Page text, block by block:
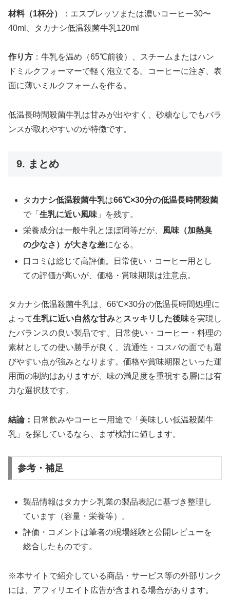
材料（1杯分）
：エスプレッソまたは濃いコーヒー30〜
40ml、タカナシ低温殺菌牛乳120ml
作り方 ：牛乳を温め（65℃前後）、スチームまたはハン
ドミルクフォーマーで軽く泡立てる。コーヒーに注ぎ、表
面に薄いミルクフォームを作る。
低温長時間殺菌牛乳は甘みが出やすく、砂糖なしでもバラ
ンスが取れやすいのが特徴です。
9. まとめ
タ カナシ低温殺菌牛乳は66℃×30分の低温長時間殺菌
で「生乳に近い風味 」を残す。
栄養成分は一般牛乳とほぼ同等だが、 風味（加熱臭
の少なさ）が大きな差になる。
口コミは総じて高評価。日常使い・コーヒー用とし
ての評価が高いが、価格・賞味期限は注意点。
タカナシ低温殺菌牛乳は、66℃×30分の低温長時間処理に
よって生乳に近い自然な甘みと スッキリした後味を実現し
たバランスの良い製品です。日常使い・コーヒー・料理の
素材としての使い勝手が良く、流通性・コスパの面でも選
びやすい点が強みとなります。価格や賞味期限といった運
用面の制約はありますが、味の満足度を重視する層には有
力な選択肢です。
結論： 日常飲みやコーヒー用途で「美味しい低温殺菌牛
乳」を探しているなら、まず検討に値します。
参考・補足
製品情報はタカナシ乳業の製品表記に基づき整理し
ています（容量・栄養等）。
評価・コメントは筆者の現場経験と公開レビューを
総合したものです。
※本サイトで紹介している商品・サービス等の外部リンク
には、アフィリエイト広告が含まれる場合があります。